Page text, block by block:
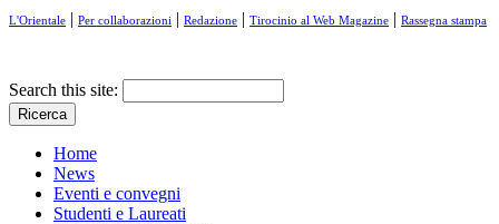
L'Orientale | Per collaborazioni | Redazione | Tirocinio al Web Magazine | Rassegna stampa
Search this site:
Home
News
Eventi e convegni
Studenti e Laureati